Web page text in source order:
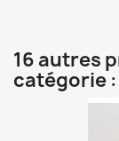
16 autres
catégorie :